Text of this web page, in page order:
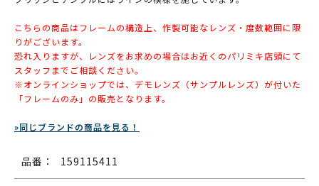
こちらの商品はフレームの構造上、作製可能なレンズ・度数範囲に限
りがございます。
恐れ入りますが、レンズをお求めの場合はお近くのパリミキ店頭にて
スタッフまでご相談ください。
※オンラインショップでは、デモレンズ（サンプルレンズ）が付いた
「フレームのみ」の販売となります。
»同じブランドの商品を見る！
品番： 159115411